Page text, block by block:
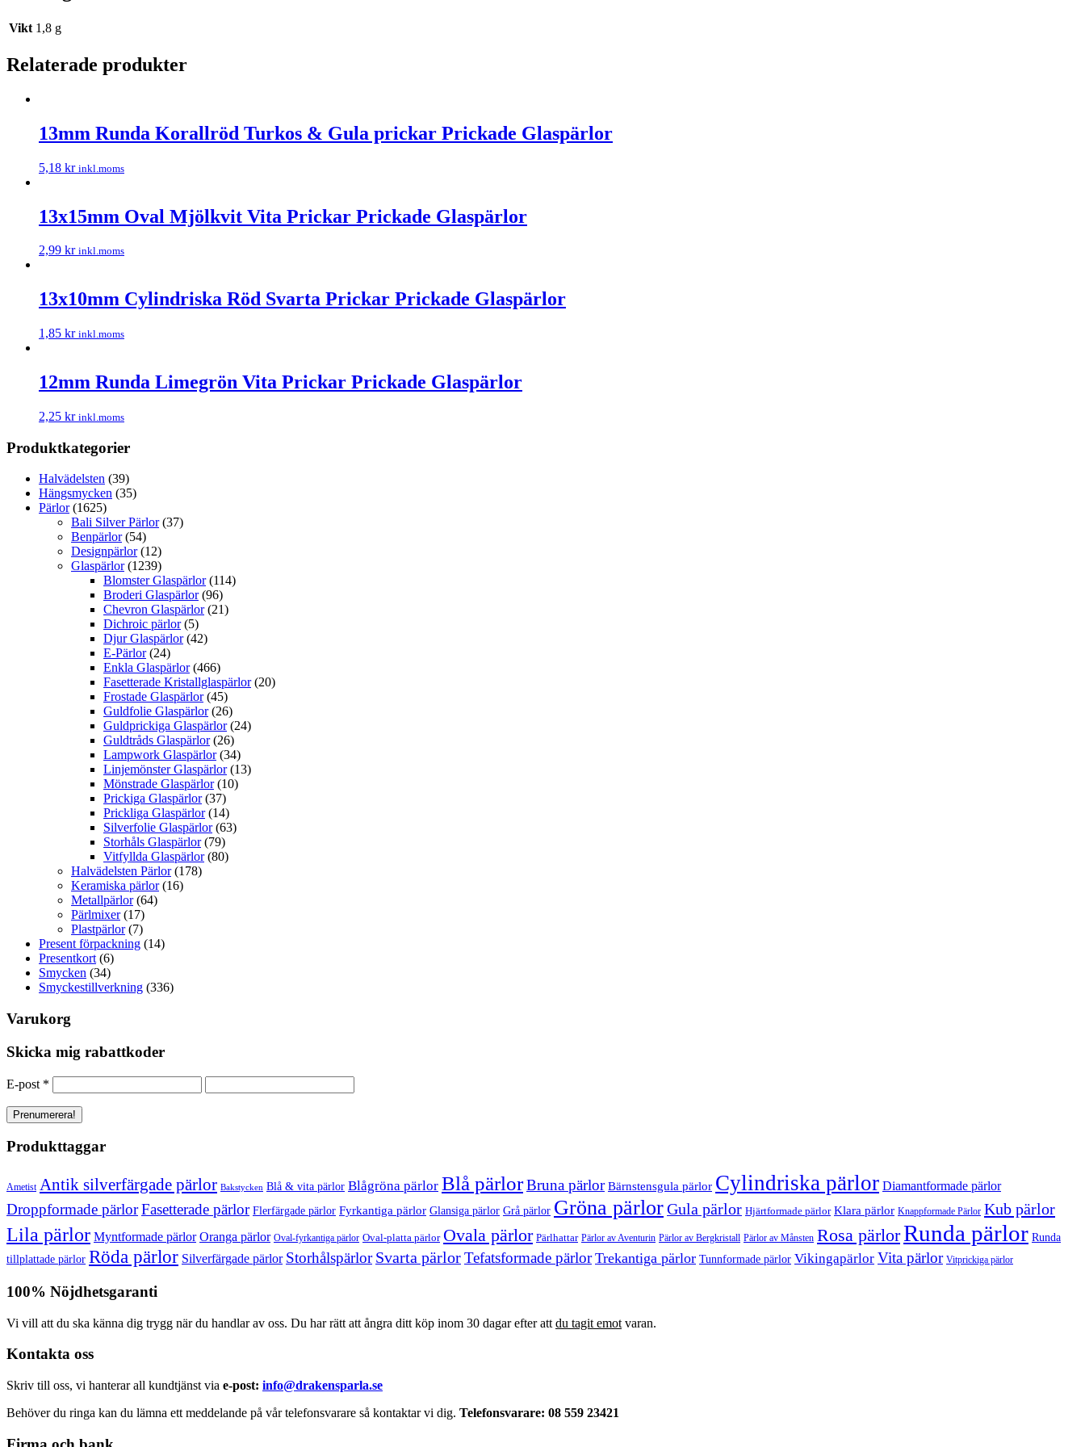
Vikt 1,8 g
Relaterade produkter
13mm Runda Korallröd Turkos & Gula prickar Prickade Glaspärlor
5,18 kr inkl.moms
13x15mm Oval Mjölkvit Vita Prickar Prickade Glaspärlor
2,99 kr inkl.moms
13x10mm Cylindriska Röd Svarta Prickar Prickade Glaspärlor
1,85 kr inkl.moms
12mm Runda Limegrön Vita Prickar Prickade Glaspärlor
2,25 kr inkl.moms
Produktkategorier
Halvädelsten (39)
Hängsmycken (35)
Pärlor (1625)
Bali Silver Pärlor (37)
Benpärlor (54)
Designpärlor (12)
Glaspärlor (1239)
Blomster Glaspärlor (114)
Broderi Glaspärlor (96)
Chevron Glaspärlor (21)
Dichroic pärlor (5)
Djur Glaspärlor (42)
E-Pärlor (24)
Enkla Glaspärlor (466)
Fasetterade Kristallglaspärlor (20)
Frostade Glaspärlor (45)
Guldfolie Glaspärlor (26)
Guldprickiga Glaspärlor (24)
Guldtråds Glaspärlor (26)
Lampwork Glaspärlor (34)
Linjemönster Glaspärlor (13)
Mönstrade Glaspärlor (10)
Prickiga Glaspärlor (37)
Prickliga Glaspärlor (14)
Silverfolie Glaspärlor (63)
Storhåls Glaspärlor (79)
Vitfyllda Glaspärlor (80)
Halvädelsten Pärlor (178)
Keramiska pärlor (16)
Metallpärlor (64)
Pärlmixer (17)
Plastpärlor (7)
Present förpackning (14)
Presentkort (6)
Smycken (34)
Smyckestillverkning (336)
Varukorg
Skicka mig rabattkoder
E-post *
Produkttaggar
Ametist Antik silverfärgade pärlor Bakstycken Blå & vita pärlor Blågröna pärlor Blå pärlorBruna pärlor Bärnstensgula pärlor Cylindriska pärlor Diamantformade pärlor
Droppformade pärlorFasetterade pärlor Flerfärgade pärlor Fyrkantiga pärlor Glansiga pärlor Grå pärlor Gröna pärlorGula pärlor Hjärtformade pärlor Klara pärlor Knappformade Pärlor Kub pärlor
Lila pärlor Myntformade pärlor Oranga pärlor Oval-fyrkantiga pärlor Oval-platta pärlor Ovala pärlor Pärlhattar Pärlor av Aventurin Pärlor av Bergkristall Pärlor av Månsten Rosa pärlorRunda pärlor Runda
tillplattade pärlor Röda pärlor Silverfärgade pärlor Storhålspärlor Svarta pärlorTefatsformade pärlor Trekantiga pärlor Tunnformade pärlor Vikingapärlor Vita pärlor Vitprickiga pärlor
100% Nöjdhetsgaranti
Vi vill att du ska känna dig trygg när du handlar av oss. Du har rätt att ångra ditt köp inom 30 dagar efter att du tagit emot varan.
Kontakta oss
Skriv till oss, vi hanterar all kundtjänst via e-post: info@drakensparla.se
Behöver du ringa kan du lämna ett meddelande på vår telefonsvarare så kontaktar vi dig. Telefonsvarare: 08 559 23421